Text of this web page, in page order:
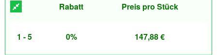
Rabatt Preis pro Stück
1 - 5 0% 147,88€